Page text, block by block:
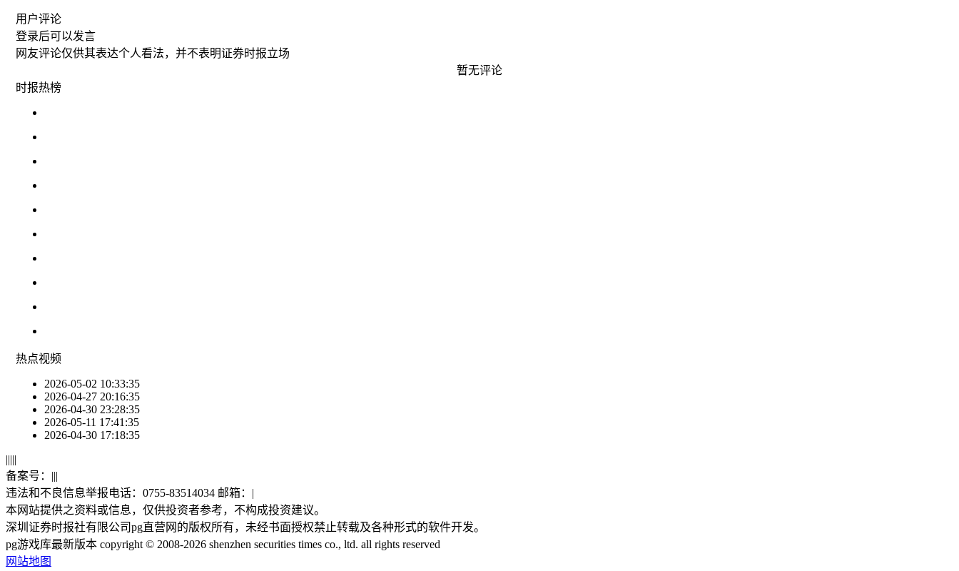
用户评论
登录后可以发言
网友评论仅供其表达个人看法，并不表明证券时报立场
暂无评论
时报热榜
热点视频
2026-05-02 10:33:35
2026-04-27 20:16:35
2026-04-30 23:28:35
2026-05-11 17:41:35
2026-04-30 17:18:35
|||||
备案号： |||
违法和不良信息举报电话：0755-83514034 邮箱： |
本网站提供之资料或信息，仅供投资者参考，不构成投资建议。
深圳证券时报社有限公司pg直营网的版权所有，未经书面授权禁止转载及各种形式的软件开发。
pg游戏库最新版本 copyright © 2008-2026 shenzhen securities times co., ltd. all rights reserved
网站地图